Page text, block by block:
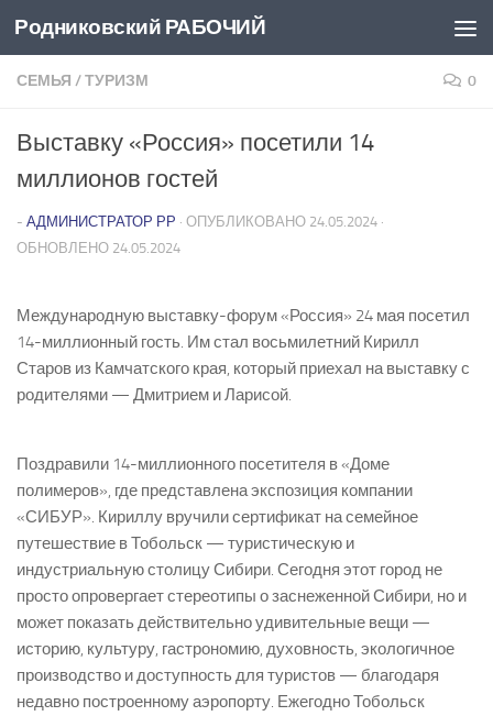
Перейти к содержимому
Родниковский РАБОЧИЙ
СЕМЬЯ /ТУРИЗМ 0
Выставку «Россия» посетили 14
миллионов гостей
- АДМИНИСТРАТОР РР · ОПУБЛИКОВАНО 24.05.2024 ·
ОБНОВЛЕНО 24.05.2024
Международную выставку-форум «Россия» 24 мая посетил
14-миллионный гость. Им стал восьмилетний Кирилл
Старов из Камчатского края, который приехал на выставку с
родителями — Дмитрием и Ларисой.
Поздравили 14-миллионного посетителя в «Доме
полимеров», где представлена экспозиция компании
«СИБУР». Кириллу вручили сертификат на семейное
путешествие в Тобольск — туристическую и
индустриальную столицу Сибири. Сегодня этот город не
просто опровергает стереотипы о заснеженной Сибири, но и
может показать действительно удивительные вещи —
историю, культуру, гастрономию, духовность, экологичное
производство и доступность для туристов — благодаря
недавно построенному аэропорту. Ежегодно Тобольск